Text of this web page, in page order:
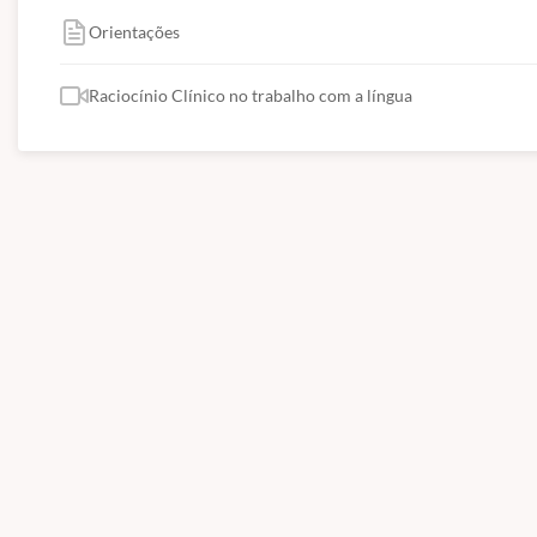
Orientações
Raciocínio Clínico no trabalho com a língua